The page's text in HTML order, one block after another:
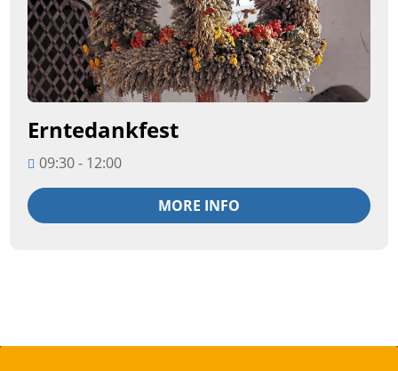
Erntedankfest
09:30 - 12:00
MORE INFO